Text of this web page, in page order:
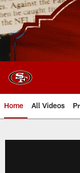
Skip
to
main
content
Home All Videos